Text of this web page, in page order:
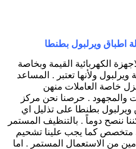
اطباق ويرلبول بطنطا
الكهربائية القيمة وبخاصة
ولأنها تعتبر . المساعد
خاصة العاملات منهن
والمجهود . حرصنا نحن مركز
بطنطا على تذليل اي
ننصح دوماً . بالتنظيف المستمر
متخصص كما يجب علينا تشحيم
من الاستعمال المستمر . اما